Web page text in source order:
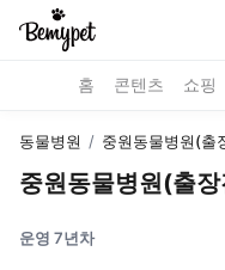
홈 콘텐츠 쇼핑
동물병원 / 중원동물병원(출
중원동물병원(출
운영 7년차